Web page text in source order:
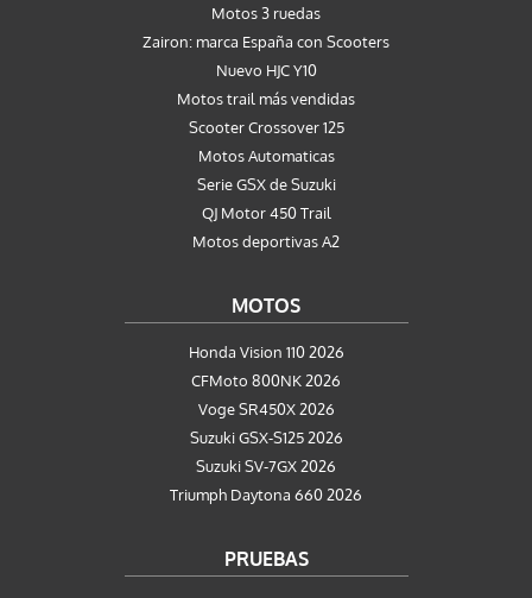
Motos 3 ruedas
Zairon: marca España con Scooters
Nuevo HJC Y10
Motos trail más vendidas
Scooter Crossover 125
Motos Automaticas
Serie GSX de Suzuki
QJ Motor 450 Trail
Motos deportivas A2
MOTOS
Honda Vision 110 2026
CFMoto 800NK 2026
Voge SR450X 2026
Suzuki GSX-S125 2026
Suzuki SV-7GX 2026
Triumph Daytona 660 2026
PRUEBAS